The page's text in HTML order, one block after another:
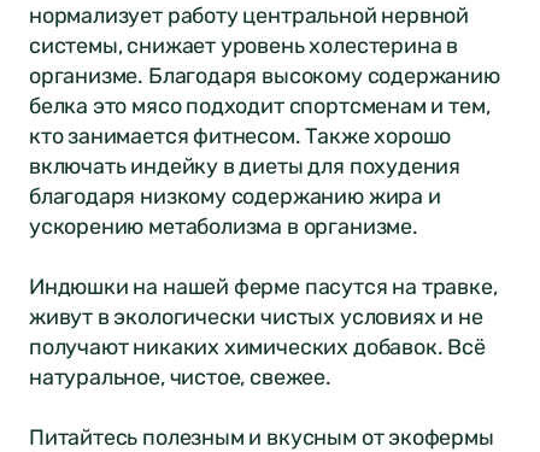
нормализует работу центральной нервной
системы, снижает уровень холестерина в
организме. Благодаря высокому содержанию
белка это мясо подходит спортсменам и тем,
кто занимается фитнесом. Также хорошо
включать индейку в диеты для похудения
благодаря низкому содержанию жира и
ускорению метаболизма в организме.
Индюшки на нашей ферме пасутся на травке,
живут в экологически чистых условиях и не
получают никаких химических добавок. Всё
натуральное, чистое, свежее.
Питайтесь полезным и вкусным от экофермы